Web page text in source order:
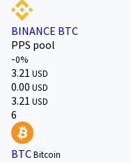
BINANCE BTC
PPS pool
-0%
3.21 USD
0.00 USD
3.21 USD
6
BTCBitcoin